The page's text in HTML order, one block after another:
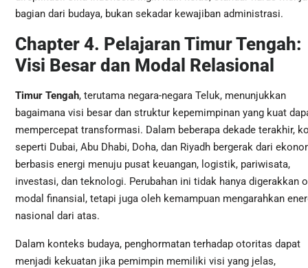
bagian dari budaya, bukan sekadar kewajiban administrasi.
Chapter 4. Pelajaran Timur Tengah:
Visi Besar dan Modal Relasional
Timur Tengah, terutama negara-negara Teluk, menunjukkan
bagaimana visi besar dan struktur kepemimpinan yang kuat
mempercepat transformasi. Dalam beberapa dekade terakhir,
seperti Dubai, Abu Dhabi, Doha, dan Riyadh bergerak dari
berbasis energi menuju pusat keuangan, logistik, pariwisata,
investasi, dan teknologi. Perubahan ini tidak hanya digerakkan
modal finansial, tetapi juga oleh kemampuan mengarahkan
nasional dari atas.
Dalam konteks budaya, penghormatan terhadap otoritas dapat
menjadi kekuatan jika pemimpin memiliki visi yang jelas,